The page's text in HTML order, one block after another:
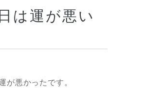
は運が悪い
が悪かったです。